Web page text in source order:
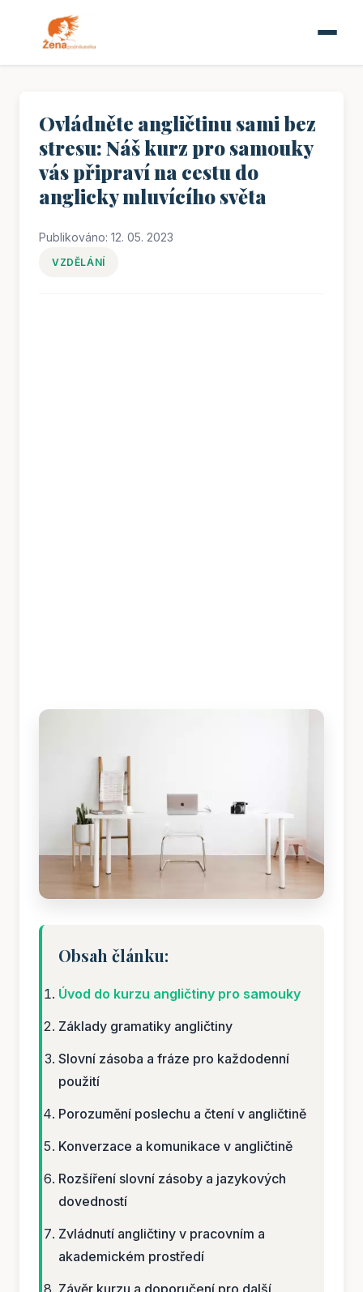
Ovládněte angličtinu sami bez
stresu: Náš kurz pro samouky
vás připraví na cestu do
anglicky mluvícího světa
Publikováno: 12. 05. 2023
VZDĚLÁNÍ
Obsah článku:
Úvod do kurzu angličtiny pro samouky
Základy gramatiky angličtiny
Slovní zásoba a fráze pro každodenní
použití
Porozumění poslechu a čtení v angličtině
Konverzace a komunikace v angličtině
Rozšíření slovní zásoby a jazykových
dovedností
Zvládnutí angličtiny v pracovním a
akademickém prostředí